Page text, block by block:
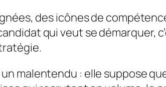
des icônes de
qui veut se démarquer,
malentendu : elle suppose